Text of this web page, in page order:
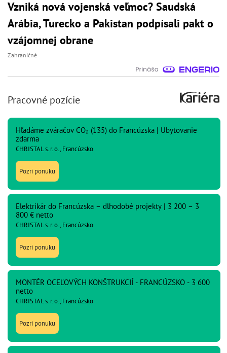
Vzniká nová vojenská veľmoc? Saudská
Arábia, Turecko a Pakistan podpísali pakt o
vzájomnej obrane
Zahraničné
Pracovné pozície
Hľadáme zváračov CO₂ (135) do Francúzska | Ubytovanie
zdarma
CHRISTAL s. r. o., Francúzsko
Pozri ponuku
Elektrikár do Francúzska – dlhodobé projekty | 3 200 – 3
800 € netto
CHRISTAL s. r. o., Francúzsko
Pozri ponuku
MONTÉR OCEĽOVÝCH KONŠTRUKCIÍ - FRANCÚZSKO - 3 600
netto
CHRISTAL s. r. o., Francúzsko
Pozri ponuku